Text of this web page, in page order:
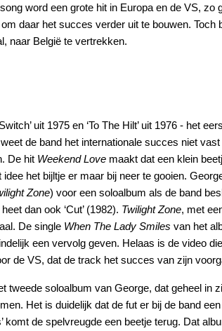
word een grote hit in Europa en de VS, zo
daar het succes verder uit te bouwen. Toch
naar België te vertrekken.
uit 1975 en ‘To The Hilt’ uit 1976 - het
de band het internationale succes niet
De hit Weekend Love maakt dat een klein
het bijltje er maar bij neer te gooien.
Zone) voor een soloalbum als de band
dan ook ‘Cut’ (1982). Twilight Zone, met
De single When The Lady Smiles van het
een vervolg geven. Helaas is de video
de VS, dat de track het succes van zijn
tweede soloalbum van George, dat geheel in
Het is duidelijk dat de fut er bij de band
komt de spelvreugde een beetje terug. Dat